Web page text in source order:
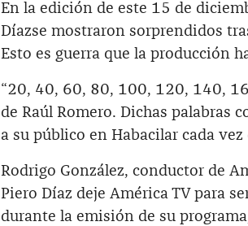
En la edición de este 15 de
Díazse mostraron sorprendidos
Esto es guerra que la producción
“20, 40, 60, 80, 100, 120, 140,
de Raúl Romero. Dichas palabras
a su público en Habacilar cada
Rodrigo González, conductor de
Piero Díaz deje América TV para
durante la emisión de su